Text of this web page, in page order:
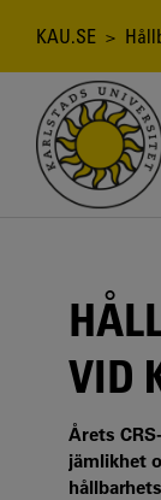
Länkstig
KAU.SE >
VID
Årets
jämlikhet